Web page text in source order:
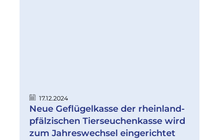
17.12.2024
Neue Geflügelkasse der rheinland-
pfälzischen Tierseuchenkasse wird
zum Jahreswechsel eingerichtet